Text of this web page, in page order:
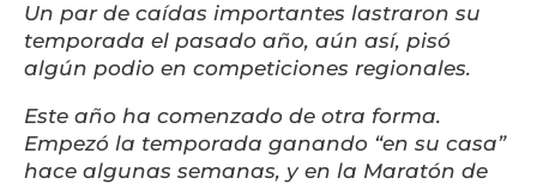
Un par de caídas importantes lastraron su
temporada el pasado año, aún así, pisó
algún podio en competiciones regionales.
Este año ha comenzado de otra forma.
Empezó la temporada ganando “en su casa”
hace algunas semanas, y en la Maratón de